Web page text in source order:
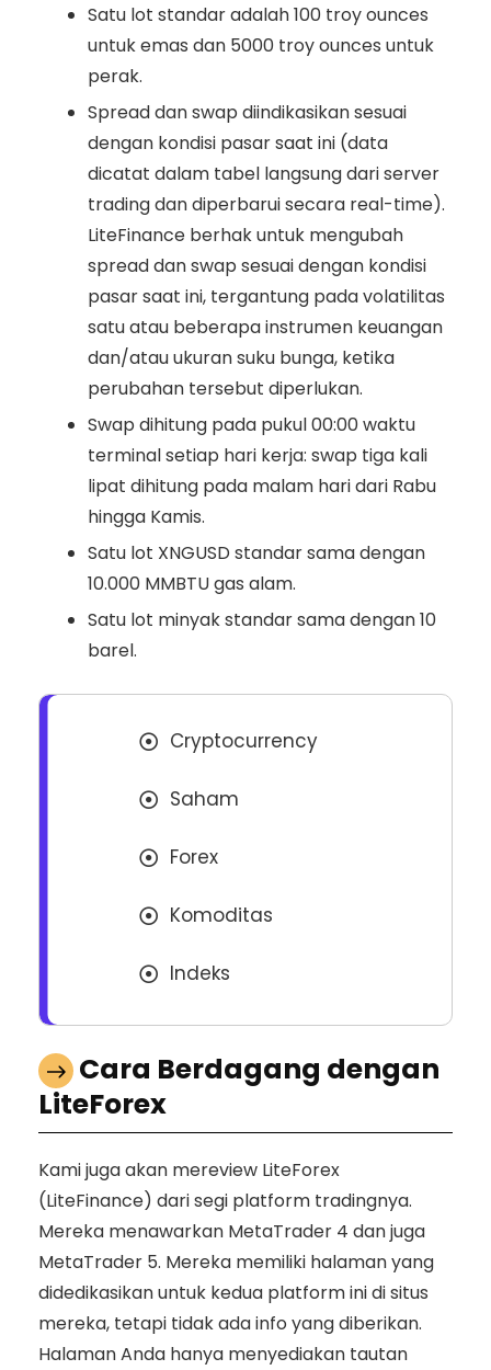
Satu lot standar adalah 100 troy ounces
untuk emas dan 5000 troy ounces untuk
perak.
Spread dan swap diindikasikan sesuai
dengan kondisi pasar saat ini (data
dicatat dalam tabel langsung dari server
trading dan diperbarui secara real-time).
LiteFinance berhak untuk mengubah
spread dan swap sesuai dengan kondisi
pasar saat ini, tergantung pada volatilitas
satu atau beberapa instrumen keuangan
dan/atau ukuran suku bunga, ketika
perubahan tersebut diperlukan.
Swap dihitung pada pukul 00:00 waktu
terminal setiap hari kerja: swap tiga kali
lipat dihitung pada malam hari dari Rabu
hingga Kamis.
Satu lot XNGUSD standar sama dengan
10.000 MMBTU gas alam.
Satu lot minyak standar sama dengan 10
barel.
Cryptocurrency
Saham
Forex
Komoditas
Indeks
Cara Berdagang dengan
LiteForex
Kami juga akan mereview LiteForex
(LiteFinance) dari segi platform tradingnya.
Mereka menawarkan MetaTrader 4 dan juga
MetaTrader 5. Mereka memiliki halaman yang
didedikasikan untuk kedua platform ini di situs
mereka, tetapi tidak ada info yang diberikan.
Halaman Anda hanya menyediakan tautan